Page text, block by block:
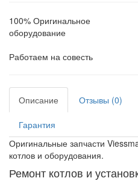
100% Оригинальное
оборудование
Работаем на совесть
Описание Отзывы (0)
Гарантия
Оригинальные запчасти
котлов и оборудования.
Ремонт котлов и